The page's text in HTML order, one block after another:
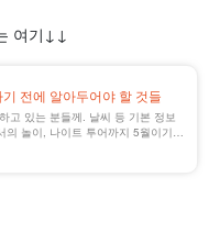
여기↓↓
전에 알아두어야 할 것들
고 있는 분들께. 날씨 등 기본 정보
놀이, 나이트 투어까지 5월이기에